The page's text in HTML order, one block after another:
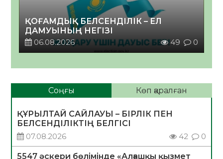
ҚОҒАМДЫҚ БЕЛСЕНДІЛІК – ЕЛ
ДАМУЫНЫҢ НЕГІЗІ
06.08.2026
49 0
Соңғы Көп қаралған
ҚҰРЫЛТАЙ САЙЛАУЫ – БІРЛІК ПЕН
БЕЛСЕНДІЛІКТІҢ БЕЛГІСІ
07.08.2026
42 0
5547 әскери бөлімінде «Алғашқы қызмет